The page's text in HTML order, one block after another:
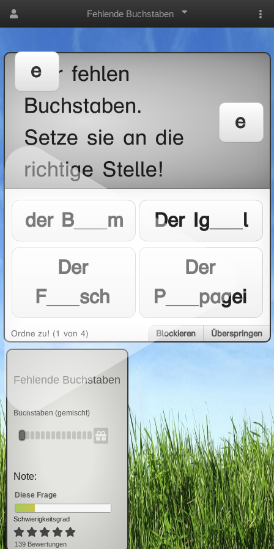
Fehlende Buchstaben
Hier fehlen
Buchstaben.
Setze sie an die
richtige Stelle!
e
der B___m Der Ig___l
Der
F___sch
Der
P___pagei
e
Ordne zu! (1 von 4) Blockieren Überspringen
Fehlende Buchstaben
Buchstaben (gemischt)
Note:
Diese Frage
Schwierigkeitsgrad
139 Bewertungen